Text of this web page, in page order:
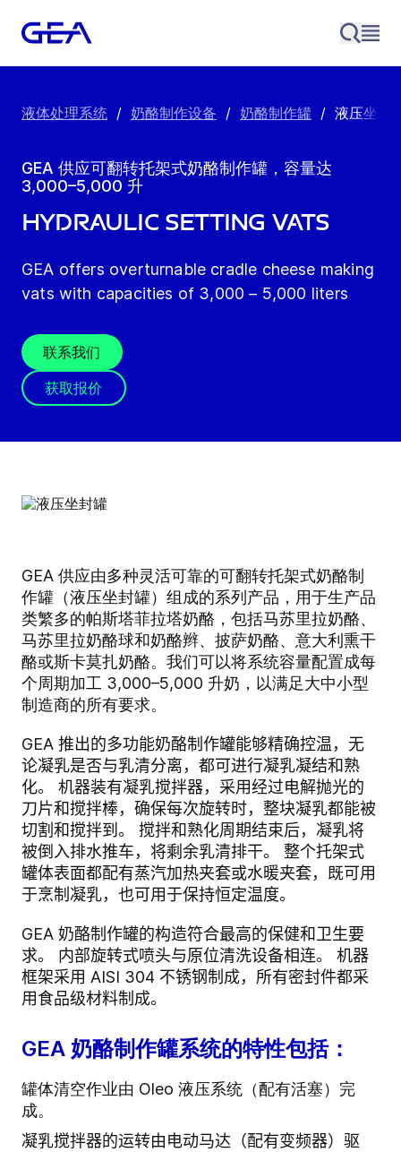
液体处理系统 / 奶酪制作设备 / 奶酪制作罐 / 液压坐封
GEA 供应可翻转托架式奶酪制作罐，容量达
3,000–5,000 升
Hydraulic setting vats
GEA offers overturnable cradle cheese making
vats with capacities of 3,000 – 5,000 liters
联系我们
获取报价
GEA 供应由多种灵活可靠的可翻转托架式奶酪制
作罐（液压坐封罐）组成的系列产品，用于生产品
类繁多的帕斯塔菲拉塔奶酪，包括马苏里拉奶酪、
马苏里拉奶酪球和奶酪辫、披萨奶酪、意大利熏干
酪或斯卡莫扎奶酪。我们可以将系统容量配置成每
个周期加工 3,000–5,000 升奶，以满足大中小型
制造商的所有要求。
GEA 推出的多功能奶酪制作罐能够精确控温，无
论凝乳是否与乳清分离，都可进行凝乳凝结和熟
化。 机器装有凝乳搅拌器，采用经过电解抛光的
刀片和搅拌棒，确保每次旋转时，整块凝乳都能被
切割和搅拌到。 搅拌和熟化周期结束后，凝乳将
被倒入排水推车，将剩余乳清排干。 整个托架式
罐体表面都配有蒸汽加热夹套或水暖夹套，既可用
于烹制凝乳，也可用于保持恒定温度。
GEA 奶酪制作罐的构造符合最高的保健和卫生要
求。 内部旋转式喷头与原位清洗设备相连。 机器
框架采用 AISI 304 不锈钢制成，所有密封件都采
用食品级材料制成。
GEA 奶酪制作罐系统的特性包括：
罐体清空作业由 Oleo 液压系统（配有活塞）完
成。
凝乳搅拌器的运转由电动马达（配有变频器）驱